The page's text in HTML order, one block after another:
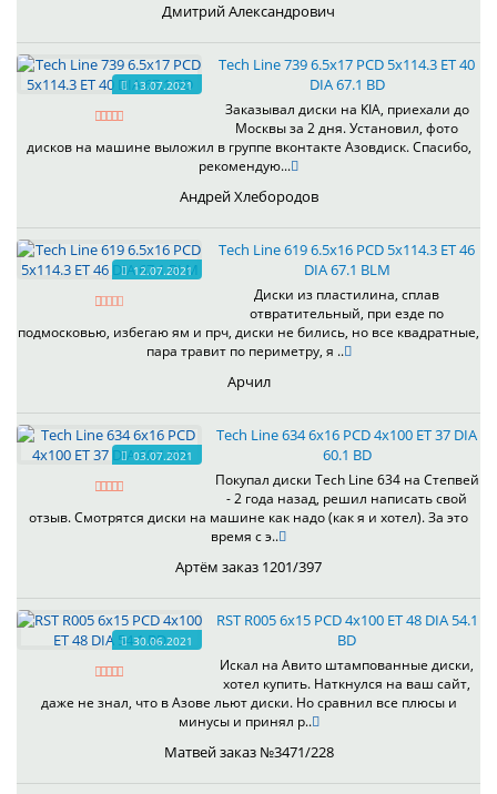
Дмитрий Александрович
13.07.2021
Tech Line 739 6.5x17 PCD 5x114.3 ET 40
DIA 67.1 BD
Заказывал диски на KIA, приехали до
Москвы за 2 дня. Установил, фото
дисков на машине выложил в группе вконтакте Азовдиск. Спасибо,
рекомендую...
Андрей Хлебородов
12.07.2021
Tech Line 619 6.5x16 PCD 5x114.3 ET 46
DIA 67.1 BLM
Диски из пластилина, сплав
отвратительный, при езде по
подмосковью, избегаю ям и прч, диски не бились, но все квадратные,
пара травит по периметру, я ..
Арчил
03.07.2021
Tech Line 634 6x16 PCD 4x100 ET 37 DIA
60.1 BD
Покупал диски Tech Line 634 на Степвей
- 2 года назад, решил написать свой
отзыв. Смотрятся диски на машине как надо (как я и хотел). За это
время с э..
Артём заказ 1201/397
30.06.2021
RST R005 6x15 PCD 4x100 ET 48 DIA 54.1
BD
Искал на Авито штампованные диски,
хотел купить. Наткнулся на ваш сайт,
даже не знал, что в Азове льют диски. Но сравнил все плюсы и
минусы и принял р..
Матвей заказ №3471/228